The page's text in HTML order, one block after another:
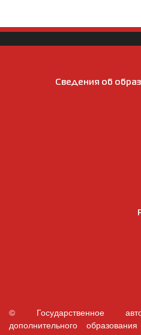
Сведения об
© Государственное
дополнительного